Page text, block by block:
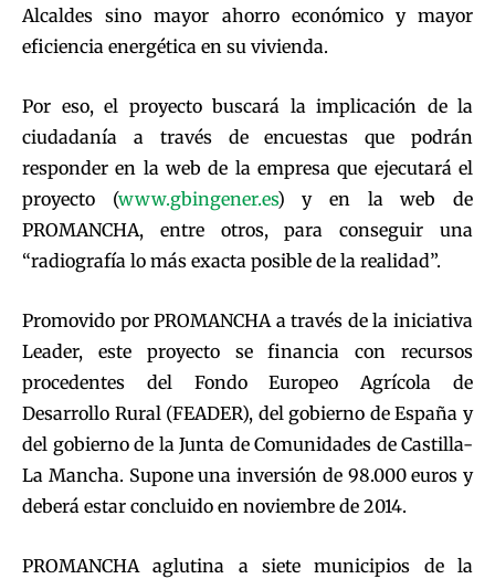
Alcaldes sino mayor ahorro económico y mayor
eficiencia energética en su vivienda.
Por eso, el proyecto buscará la implicación de la
ciudadanía a través de encuestas que podrán
responder en la web de la empresa que ejecutará el
proyecto (www.gbingener.es) y en la web de
PROMANCHA, entre otros, para conseguir una
“radiografía lo más exacta posible de la realidad”.
Promovido por PROMANCHA a través de la iniciativa
Leader, este proyecto se financia con recursos
procedentes del Fondo Europeo Agrícola de
Desarrollo Rural (FEADER), del gobierno de España y
del gobierno de la Junta de Comunidades de Castilla-
La Mancha. Supone una inversión de 98.000 euros y
deberá estar concluido en noviembre de 2014.
PROMANCHA aglutina a siete municipios de la